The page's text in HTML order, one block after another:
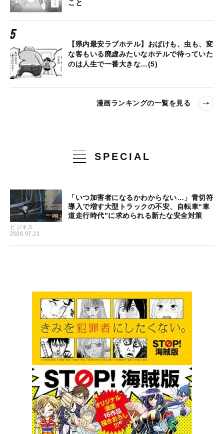
こと
【県内最安ラブホテル】おばけも、虫も、変
な客もいる廃虚みたいなホテルで待っていた
のは人生で一番大きな…(5)
漫画ランキングの一覧を見る
SPECIAL
ビジネス
2026.07.21
「いつ加害者になるかわからない…」青切符
導入で増す大型トラックの不安、自転車“車
道走行時代”に求められる新たな安全対策